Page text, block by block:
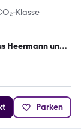
Klasse
Heermann und
Parken